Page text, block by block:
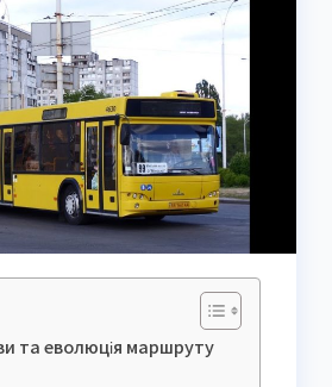
та еволюція маршруту